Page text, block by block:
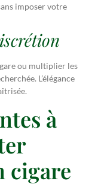
imposer votre
ou multiplier les
L’élégance
à
cigare